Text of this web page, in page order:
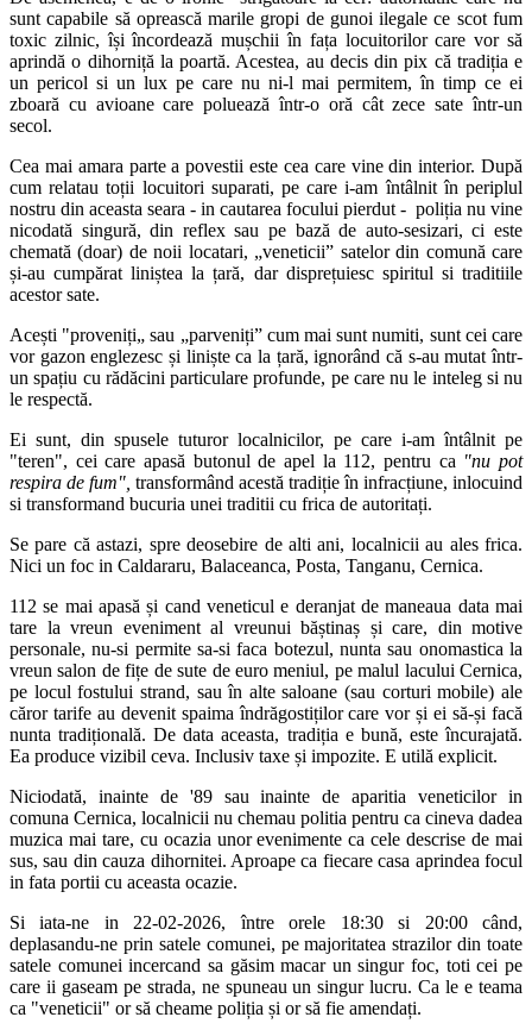
sunt capabile să oprească marile gropi de gunoi ilegale ce scot fum
toxic zilnic, își încordează mușchii în fața locuitorilor care vor să
aprindă o dihorniță la poartă. Acestea, au decis din pix că tradiția e
un pericol si un lux pe care nu ni-l mai permitem, în timp ce ei
zboară cu avioane care poluează într-o oră cât zece sate într-un
secol.
Cea mai amara parte a povestii este cea care vine din interior. După
cum relatau toții locuitori suparati, pe care i-am întâlnit în periplul
nostru din aceasta seara - in cautarea focului pierdut - poliția nu vine
nicodată singură, din reflex sau pe bază de auto-sesizari, ci este
chemată (doar) de noii locatari, „veneticii” satelor din comună care
și-au cumpărat liniștea la țară, dar disprețuiesc spiritul si traditiile
acestor sate.
Acești "proveniți„ sau „parveniți” cum mai sunt numiti, sunt cei care
vor gazon englezesc și liniște ca la țară, ignorând că s-au mutat într-
un spațiu cu rădăcini particulare profunde, pe care nu le inteleg si nu
le respectă.
Ei sunt, din spusele tuturor localnicilor, pe care i-am întâlnit pe
"teren", cei care apasă butonul de apel la 112, pentru ca "nu pot
respira de fum", transformând acestă tradiție în infracțiune, inlocuind
si transformand bucuria unei traditii cu frica de autoritați.
Se pare că astazi, spre deosebire de alti ani, localnicii au ales frica.
Nici un foc in Caldararu, Balaceanca, Posta, Tanganu, Cernica.
112 se mai apasă și cand veneticul e deranjat de maneaua data mai
tare la vreun eveniment al vreunui băștinaș și care, din motive
personale, nu-si permite sa-si faca botezul, nunta sau onomastica la
vreun salon de fițe de sute de euro meniul, pe malul lacului Cernica,
pe locul fostului strand, sau în alte saloane (sau corturi mobile) ale
căror tarife au devenit spaima îndrăgostiților care vor și ei să-și facă
nunta tradițională. De data aceasta, tradiția e bună, este încurajată.
Ea produce vizibil ceva. Inclusiv taxe și impozite. E utilă explicit.
Niciodată, inainte de '89 sau inainte de aparitia veneticilor in
comuna Cernica, localnicii nu chemau politia pentru ca cineva dadea
muzica mai tare, cu ocazia unor evenimente ca cele descrise de mai
sus, sau din cauza dihornitei. Aproape ca fiecare casa aprindea focul
in fata portii cu aceasta ocazie.
Si iata-ne in 22-02-2026, între orele 18:30 si 20:00 când,
deplasandu-ne prin satele comunei, pe majoritatea strazilor din toate
satele comunei incercand sa găsim macar un singur foc, toti cei pe
care ii gaseam pe strada, ne spuneau un singur lucru. Ca le e teama
ca "veneticii" or să cheame poliția și or să fie amendați.